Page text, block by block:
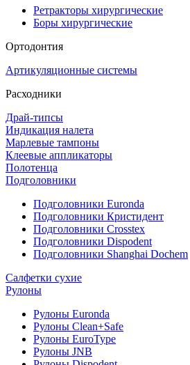
Ретракторы хирургические
Боры хирургические
Ортодонтия
Артикуляционные системы
Расходники
Драй-типсы
Индикация налета
Марлевые тампоны
Клеевые аппликаторы
Полотенца
Подголовники
Подголовники Euronda
Подголовники Кристидент
Подголовники Crosstex
Подголовники Dispodent
Подголовники Shanghai Dochem
Салфетки сухие
Рулоны
Рулоны Euronda
Рулоны Clean+Safe
Рулоны EuroType
Рулоны JNB